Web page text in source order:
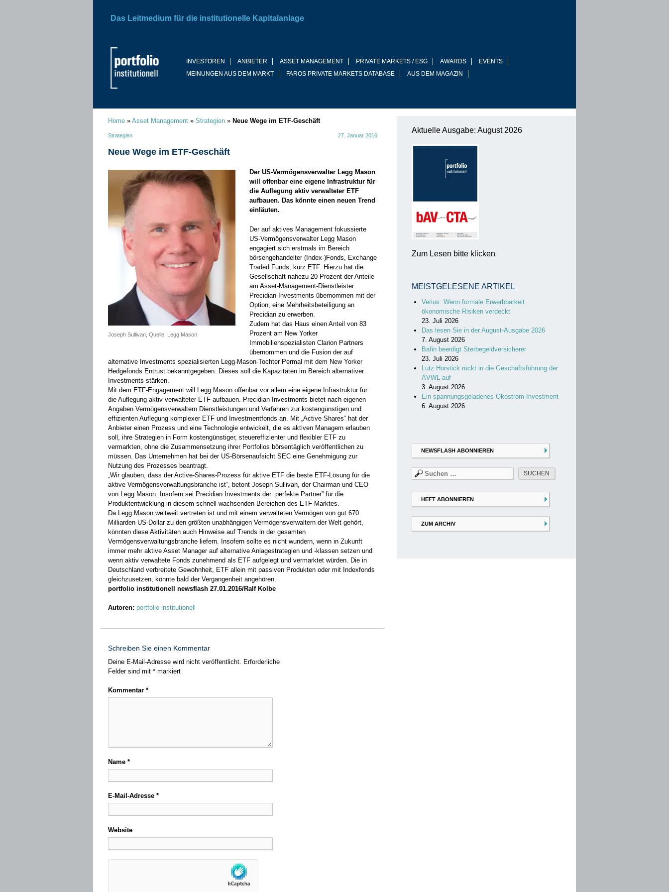
INVESTOREN ANBIETER ASSET MANAGEMENT PRIVATE MARKETS / ESG AWARDS
EVENTS
MEINUNGEN AUS DEM MARKT
FAROS PRIVATE MARKETS DATABASE AUS DEM MAGAZIN
Das Leitmedium für die institutionelle Kapitalanlage
Home » Asset Management » Strategien » Neue Wege im ETF-Geschäft
Strategien 27. Januar 2016
Neue Wege im ETF-Geschäft
Joseph Sullivan, Quelle: Legg Mason
Der US-Vermögensverwalter Legg Mason
will offenbar eine eigene Infrastruktur für
die Auflegung aktiv verwalteter ETF
aufbauen. Das könnte einen neuen Trend
einläuten.
Der auf aktives Management fokussierte
US-Vermögensverwalter Legg Mason
engagiert sich erstmals im Bereich
börsengehandelter (Index-)Fonds, Exchange
Traded Funds, kurz ETF. Hierzu hat die
Gesellschaft nahezu 20 Prozent der Anteile
am Asset-Management-Dienstleister
Precidian Investments übernommen mit der
Option, eine Mehrheitsbeteiligung an
Precidian zu erwerben.
Zudem hat das Haus einen Anteil von 83
Prozent am New Yorker
Immobilienspezialisten Clarion Partners
übernommen und die Fusion der auf
alternative Investments spezialisierten Legg-Mason-Tochter Permal mit dem New Yorker
Hedgefonds Entrust bekanntgegeben. Dieses soll die Kapazitäten im Bereich alternativer
Investments stärken.
Mit dem ETF-Engagement will Legg Mason offenbar vor allem eine eigene Infrastruktur für
die Auflegung aktiv verwalteter ETF aufbauen. Precidian Investments bietet nach eigenen
Angaben Vermögensverwaltern Dienstleistungen und Verfahren zur kostengünstigen und
effizienten Auflegung komplexer ETF und Investmentfonds an. Mit „Active Shares“ hat der
Anbieter einen Prozess und eine Technologie entwickelt, die es aktiven Managern erlauben
soll, ihre Strategien in Form kostengünstiger, steuereffizienter und flexibler ETF zu
vermarkten, ohne die Zusammensetzung ihrer Portfolios börsentäglich veröffentlichen zu
müssen. Das Unternehmen hat bei der US-Börsenaufsicht SEC eine Genehmigung zur
Nutzung des Prozesses beantragt.
„Wir glauben, dass der Active-Shares-Prozess für aktive ETF die beste ETF-Lösung für die
aktive Vermögensverwaltungsbranche ist“, betont Joseph Sullivan, der Chairman und CEO
von Legg Mason. Insofern sei Precidian Investments der „perfekte Partner” für die
Produktentwicklung in diesem schnell wachsenden Bereichen des ETF-Marktes.
Da Legg Mason weltweit vertreten ist und mit einem verwalteten Vermögen von gut 670
Milliarden US-Dollar zu den größten unabhängigen Vermögensverwaltern der Welt gehört,
könnten diese Aktivitäten auch Hinweise auf Trends in der gesamten
Vermögensverwaltungsbranche liefern. Insofern sollte es nicht wundern, wenn in Zukunft
immer mehr aktive Asset Manager auf alternative Anlagestrategien und -klassen setzen und
wenn aktiv verwaltete Fonds zunehmend als ETF aufgelegt und vermarktet würden. Die in
Deutschland verbreitete Gewohnheit, ETF allein mit passiven Produkten oder mit Indexfonds
gleichzusetzen, könnte bald der Vergangenheit angehören.
portfolio institutionell newsflash 27.01.2016/Ralf Kolbe
Autoren: portfolio institutionell
Schreiben Sie einen Kommentar
Deine E-Mail-Adresse wird nicht veröffentlicht. Erforderliche
Felder sind mit * markiert
Kommentar *
Name *
E-Mail-Adresse *
Website
Aktuelle Ausgabe: August 2026
Zum Lesen bitte klicken
MEISTGELESENE ARTIKEL
Verius: Wenn formale Erwerbbarkeit
ökonomische Risiken verdeckt
23. Juli 2026
Das lesen Sie in der August-Ausgabe 2026
7. August 2026
Bafin beerdigt Sterbegeldversicherer
23. Juli 2026
Lutz Horstick rückt in die Geschäftsführung der
ÄVWL auf
3. August 2026
Ein spannungsgeladenes Ökostrom-Investment
6. August 2026
NEWSFLASH ABONNIEREN
Suchen
nach:
HEFT ABONNIEREN
ZUM ARCHIV